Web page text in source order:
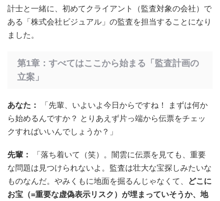
計士と一緒に、初めてクライアント（監査対象の会社）で
ある「株式会社ビジュアル」の監査を担当することになり
ました。
第1章：すべてはここから始まる「監査計画の
立案」
あなた：
「先輩、いよいよ今日からですね！ まずは何か
ら始めるんですか？ とりあえず片っ端から伝票をチェッ
クすればいいんでしょうか？」
先輩：
「落ち着いて（笑）。闇雲に伝票を見ても、重要
な問題は見つけられないよ。監査は壮大な宝探しみたいな
ものなんだ。やみくもに地面を掘るんじゃなくて、
どこに
お宝（=重要な虚偽表示リスク）が埋まっていそうか、地